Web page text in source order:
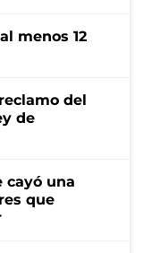
menos 12
del
de
cayó una
que